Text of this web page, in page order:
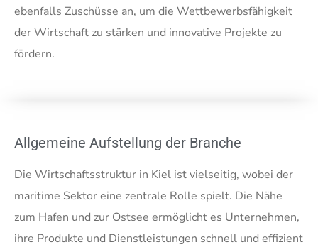
ebenfalls Zuschüsse an, um die Wettbewerbsfähigkeit
der Wirtschaft zu stärken und innovative Projekte zu
fördern.
Allgemeine Aufstellung der Branche
Die Wirtschaftsstruktur in Kiel ist vielseitig, wobei der
maritime Sektor eine zentrale Rolle spielt. Die Nähe
zum Hafen und zur Ostsee ermöglicht es Unternehmen,
ihre Produkte und Dienstleistungen schnell und effizient